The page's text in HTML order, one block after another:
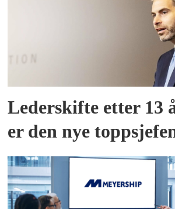
Lederskifte etter 13
er den nye